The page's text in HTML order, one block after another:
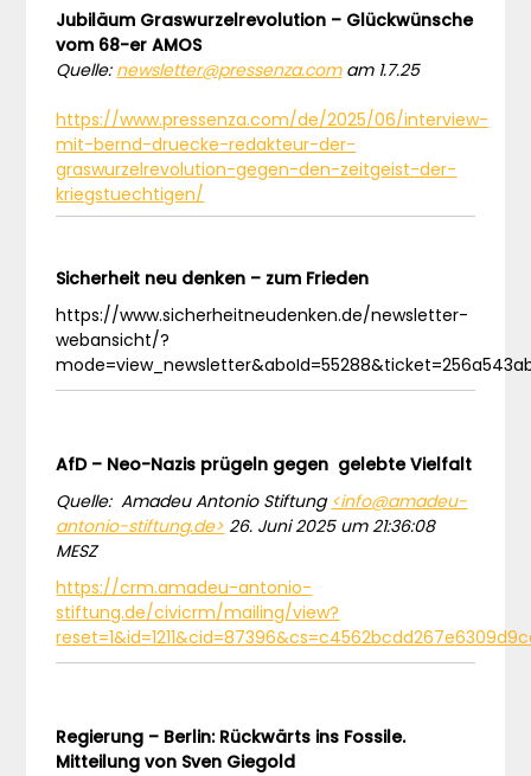
Jubiläum Graswurzelrevolution – Glückwünsche
vom 68-er AMOS
Quelle: newsletter@pressenza.comam 1.7.25
https://www.pressenza.com/de/2025/06/interview-
mit-bernd-druecke-redakteur-der-
graswurzelrevolution-gegen-den-zeitgeist-der-
kriegstuechtigen/
Sicherheit neu denken – zum Frieden
https://www.sicherheitneudenken.de/newsletter-
webansicht/?
AfD – Neo-Nazis prügeln gegen gelebte Vielfalt
Quelle: Amadeu Antonio Stiftung <info@amadeu-
antonio-stiftung.de> 26. Juni 2025 um 21:36:08
MESZ
https://crm.amadeu-antonio-
stiftung.de/civicrm/mailing/view?
Regierung – Berlin: Rückwärts ins Fossile.
Mitteilung von Sven Giegold